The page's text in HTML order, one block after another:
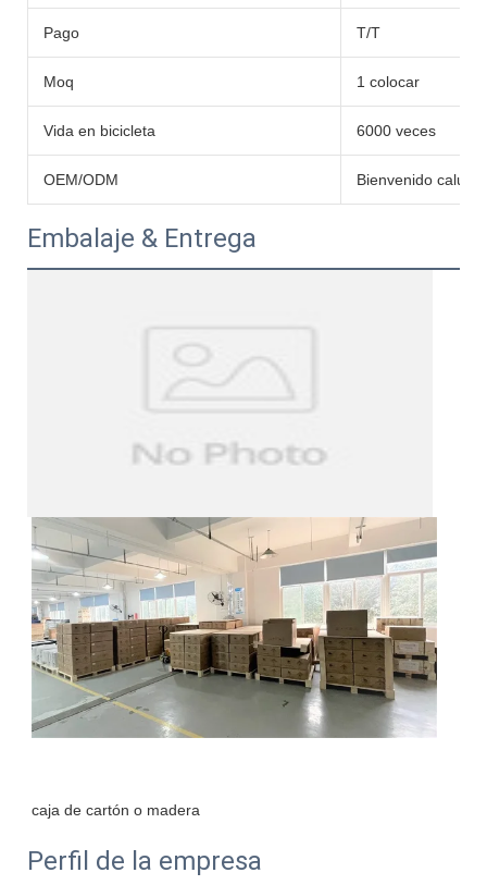
Pago T/T
Moq 1 colocar
Vida en bicicleta 6000 veces
OEM/ODM Bienvenido
Embalaje & Entrega
Perfil de la empresa